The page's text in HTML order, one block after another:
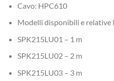
Cavo: HPC610
Modelli disponibili e relative
SPK215LU01 – 1 m
SPK215LU02 – 2 m
SPK215LU03 – 3 m